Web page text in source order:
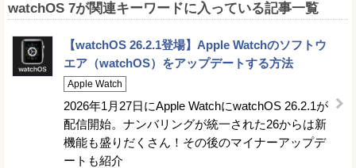
watchOS 7が関連キーワードに入っている記事一覧
【watchOS 26.2.1登場】Apple Watchのソフトウ
エア（watchOS）をアップデートする方法
Apple Watch
2026年1月27日にApple WatchにwatchOS 26.2.1が
配信開始。ナンバリングが統一された26からは新
機能も盛りだくさん！その後のマイナーアップデ
ートも紹介